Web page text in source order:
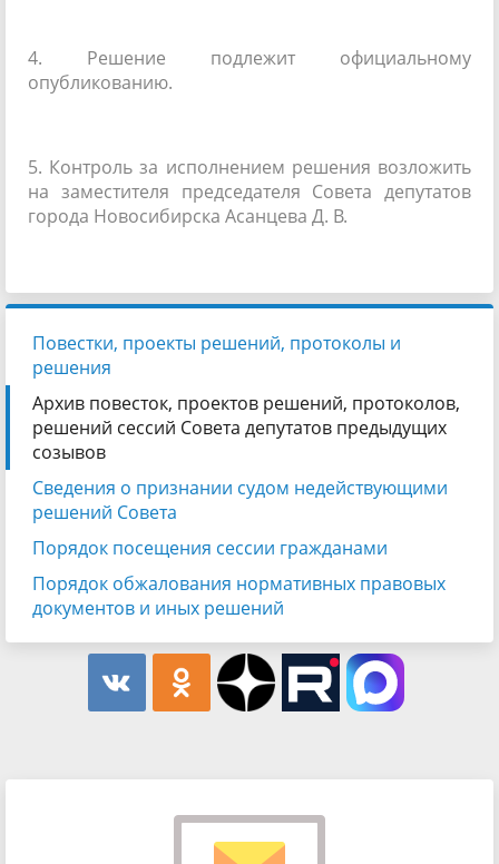
4. Решение подлежит официальному
опубликованию.
5. Контроль за исполнением решения возложить
на заместителя председателя Совета депутатов
города Новосибирска Асанцева Д. В.
Повестки, проекты решений, протоколы и
решения
Архив повесток, проектов решений, протоколов,
решений сессий Совета депутатов предыдущих
созывов
Сведения о признании судом недействующими
решений Совета
Порядок посещения сессии гражданами
Порядок обжалования нормативных правовых
документов и иных решений